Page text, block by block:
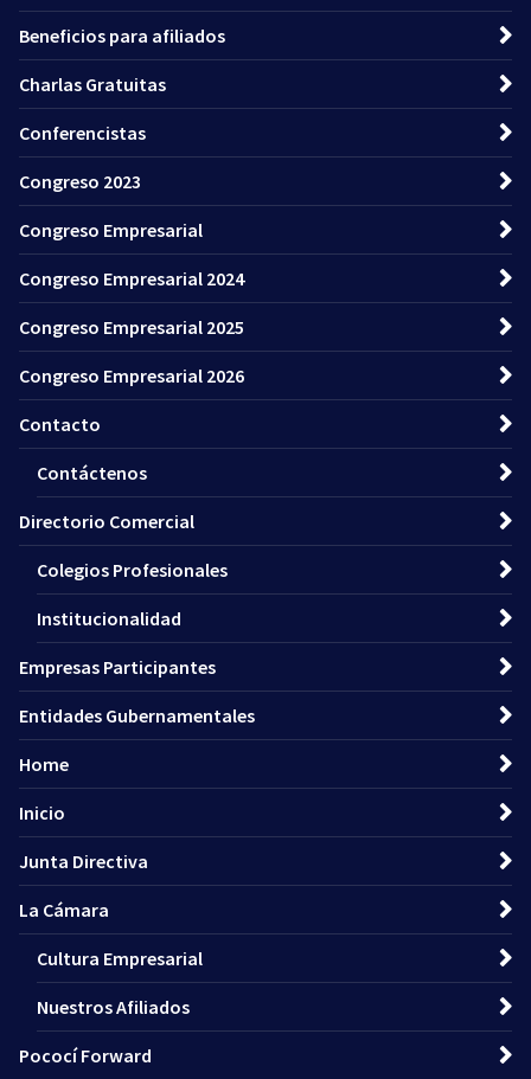
Beneficios para afiliados
Charlas Gratuitas
Conferencistas
Congreso 2023
Congreso Empresarial
Congreso Empresarial 2024
Congreso Empresarial 2025
Congreso Empresarial 2026
Contacto
Contáctenos
Directorio Comercial
Colegios Profesionales
Institucionalidad
Empresas Participantes
Entidades Gubernamentales
Home
Inicio
Junta Directiva
La Cámara
Cultura Empresarial
Nuestros Afiliados
Pococí Forward